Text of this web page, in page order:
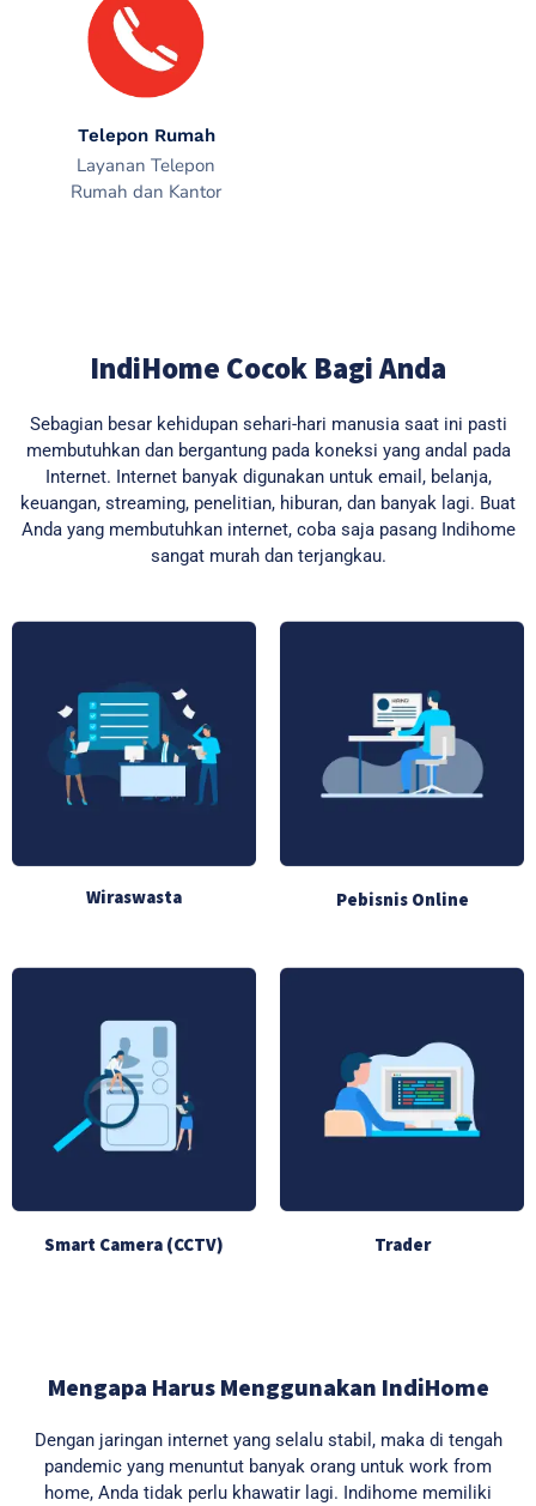
Telepon Rumah
Layanan Telepon
Rumah dan Kantor
IndiHome Cocok Bagi Anda
Sebagian besar kehidupan sehari-hari manusia saat ini pasti
membutuhkan dan bergantung pada koneksi yang andal pada
Internet. Internet banyak digunakan untuk email, belanja,
keuangan, streaming, penelitian, hiburan, dan banyak lagi. Buat
Anda yang membutuhkan internet, coba saja pasang Indihome
sangat murah dan terjangkau.
Wiraswasta Pebisnis Online
Smart Camera (CCTV) Trader
Mengapa Harus Menggunakan IndiHome
Dengan jaringan internet yang selalu stabil, maka di tengah
pandemic yang menuntut banyak orang untuk work from
home, Anda tidak perlu khawatir lagi. Indihome memiliki